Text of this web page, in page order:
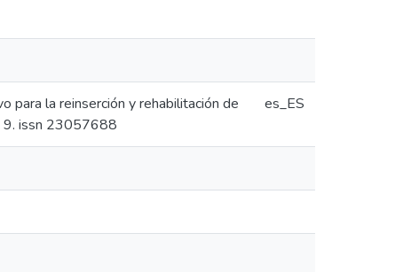
para la reinserción y rehabilitación de
9. issn 23057688
es_ES